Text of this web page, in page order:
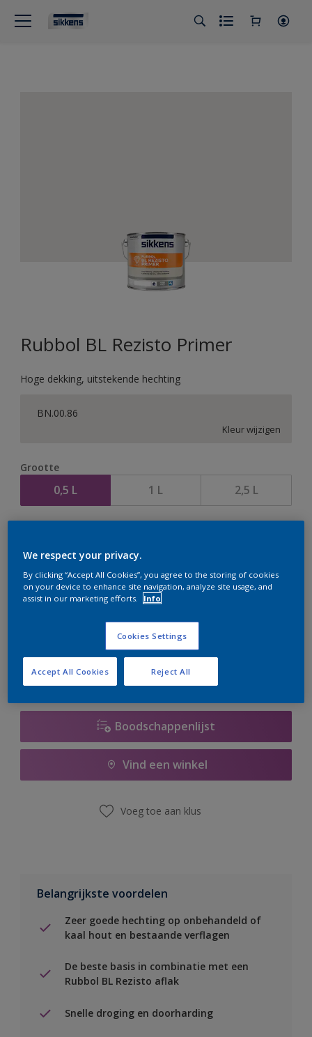
Rubbol BL Rezisto Primer
Hoge dekking, uitstekende hechting
BN.00.86
Kleur wijzigen
Grootte
0,5 L 1 L 2,5 L
Op dit moment is het niet mogelijk dit product online
te bestellen. Houd de website in de gaten, we werken
er hard aan om de voorraad aan te vullen.
Boodschappenlijst
Vind een winkel
Voeg toe aan klus
Belangrijkste voordelen
Zeer goede hechting op onbehandeld of
kaal hout en bestaande verflagen
De beste basis in combinatie met een
Rubbol BL Rezisto aflak
Snelle droging en doorharding
We respect your privacy.
By clicking “Accept All Cookies”, you agree to the storing of cookies
on your device to enhance site navigation, analyze site usage, and
assist in our marketing efforts.
Info
Cookies Settings
Reject All
Accept All Cookies